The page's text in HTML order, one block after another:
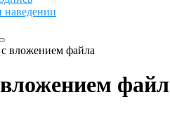
наведении
вложением файла